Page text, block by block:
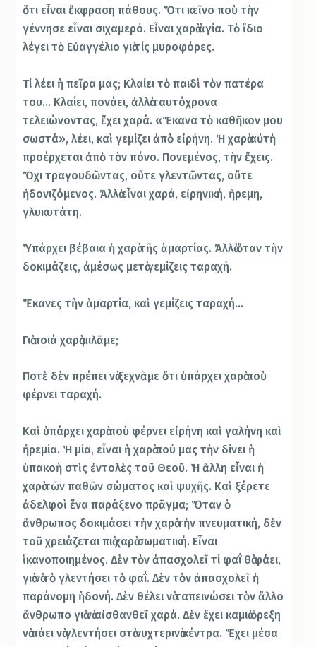
ὅτι εἶναι ἔκφραση πάθους. Ὅτι κεῖνο ποὺ τὴν
γέννησε εἶναι σιχαμερό. Εἶναι χαρὰ ἁγία. Τὸ ἴδιο
λέγει τὸ Εὐαγγέλιο γιὰ τίς μυροφόρες.
Τί λέει ἡ πεῖρα μας; Κλαίει τὸ παιδὶ τὸν πατέρα
του… Κλαίει, πονάει, ἀλλὰ ταυτόχρονα
τελειώνοντας, ἔχει χαρά. «Ἔκανα τὸ καθῆκον μου
σωστά», λέει, καὶ γεμίζει ἀπὸ εἰρήνη. Ἡ χαρὰ αὐτὴ
προέρχεται ἀπὸ τὸν πόνο. Πονεμένος, τὴν ἔχεις.
Ὄχι τραγουδῶντας, οὔτε γλεντῶντας, οὔτε
ἠδονιζόμενος. Ἀλλὰ εἶναι χαρά, εἰρηνική, ἤρεμη,
γλυκυτάτη.
Ὑπάρχει βέβαια ἡ χαρὰ τῆς ἁμαρτίας. Ἀλλὰ ὅταν τὴν
δοκιμάζεις, ἀμέσως μετὰ γεμίζεις ταραχή.
Ἔκανες τὴν ἁμαρτία, καὶ γεμίζεις ταραχή…
Γιὰ ποιά χαρὰ μιλᾶμε;
Ποτὲ δὲν πρέπει νὰ ξεχνᾶμε ὅτι ὑπάρχει χαρὰ ποὺ
φέρνει ταραχή.
Καὶ ὑπάρχει χαρὰ ποὺ φέρνει εἰρήνη καὶ γαλήνη καὶ
ἠρεμία. Ἡ μία, εἶναι ἡ χαρὰ πού μας τὴν δίνει ἡ
ὑπακοὴ στὶς ἐντολὲς τοῦ Θεοῦ. Ἡ ἄλλη εἶναι ἡ
χαρὰ τῶν παθῶν σώματος καὶ ψυχῆς. Καὶ ξέρετε
ἀδελφοὶ ἕνα παράξενο πρᾶγμα; Ὅταν ὁ
ἄνθρωπος δοκιμάσει τὴν χαρὰ τὴν πνευματική, δὲν
τοῦ χρειάζεται πιὰ χαρὰ σωματική. Εἶναι
ἱκανοποιημένος. Δὲν τὸν ἀπασχολεῖ τί φαΐ θὰ φάει,
γιὰ νὰ τὸ γλεντήσει τὸ φαΐ. Δὲν τὸν ἀπασχολεῖ ἡ
παράνομη ἡδονή. Δὲν θέλει νὰ ταπεινώσει τὸν ἄλλο
ἄνθρωπο γιὰ νὰ αἰσθανθεῖ χαρά. Δὲν ἔχει καμιὰ ὄρεξη
νὰ πάει νὰ γλεντήσει στὰ νυχτερινὰ κέντρα. Ἔχει μέσα